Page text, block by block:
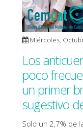
Miércoles,
Los
poco
un primer
sugestivo
Solo un 2,7% de